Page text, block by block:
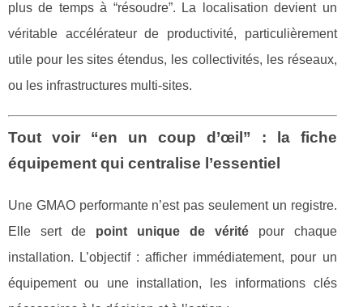
plus de temps à “résoudre”. La localisation devient un
véritable accélérateur de productivité, particulièrement
utile pour les sites étendus, les collectivités, les réseaux,
ou les infrastructures multi-sites.
Tout voir “en un coup d’œil” : la fiche
équipement qui centralise l’essentiel
Une GMAO performante n’est pas seulement un registre.
Elle sert de point unique de véritépour chaque
installation. L’objectif : afficher immédiatement, pour un
équipement ou une installation, les informations clés